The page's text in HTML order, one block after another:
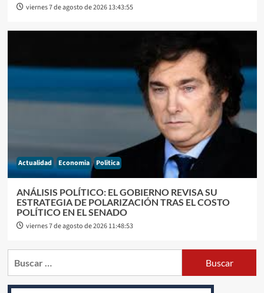
viernes 7 de agosto de 2026 13:43:55
Actualidad Economia Politica
ANÁLISIS POLÍTICO: EL GOBIERNO REVISA SU
ESTRATEGIA DE POLARIZACIÓN TRAS EL COSTO
POLÍTICO EN EL SENADO
viernes 7 de agosto de 2026 11:48:53